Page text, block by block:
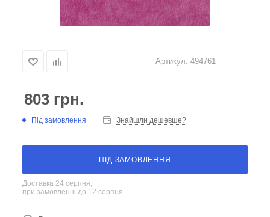
Артикул: 494761
803 грн.
Під замовлення Знайшли дешевше?
ПІД ЗАМОВЛЕННЯ
Доставка 24 серпня,
при замовленні до 12 серпня